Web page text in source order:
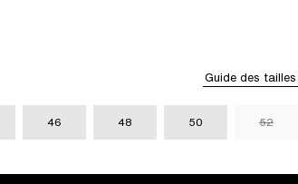
Guide des tailles
46 48 50 52